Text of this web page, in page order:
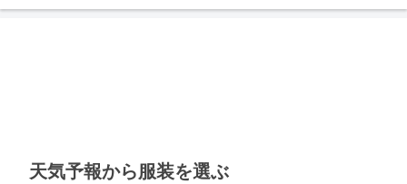
天気予報から服装を選ぶ